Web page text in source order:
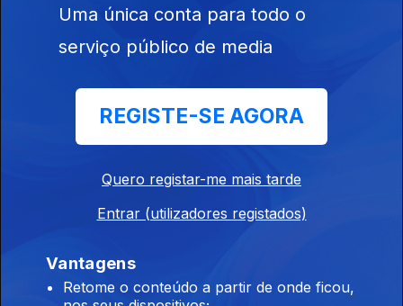
21 jul. 2026
20 jul. 2026
Uma única conta para todo o
serviço público de media
REGISTE-SE AGORA
Quero registar-me mais tarde
Entrar (utilizadores registados)
Vantagens
Retome o conteúdo a partir de onde ficou,